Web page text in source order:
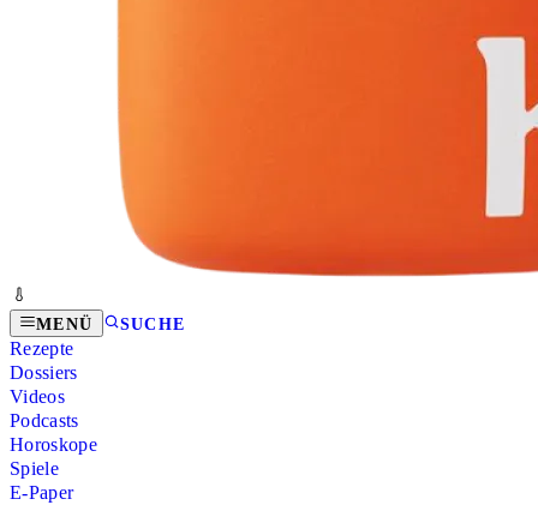
MENÜ SUCHE
Rezepte
Dossiers
Videos
Podcasts
Horoskope
Spiele
E-Paper